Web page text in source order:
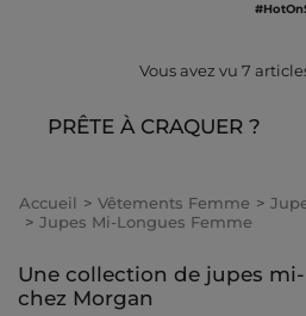
Vous avez vu 7
PRÊTE À CRAQUER ?
Accueil Vêtements Femme
Jupes Mi-Longues Femme
Une collection de jupes
chez Morgan